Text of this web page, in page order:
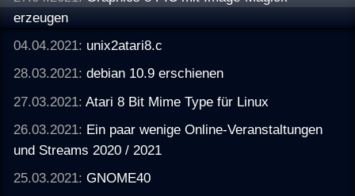
erzeugen
04.04.2021: unix2atari8.c
28.03.2021:debian 10.9 erschienen
27.03.2021:Atari 8 Bit Mime Type für Linux
26.03.2021: Ein paar wenige Online-Veranstaltungen
und Streams 2020 / 2021
25.03.2021:GNOME40